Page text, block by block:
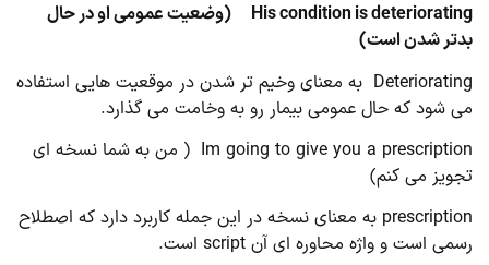
His condition is deteriorating
(وضعیت عمومی او در حال
بدتر شدن است)
Deteriorating به معنای وخیم تر شدن در موقعیت هایی استفاده
می شود که حال عمومی بیمار رو به وخامت می گذارد.
Im going to give you a prescription ( من به شما نسخه ای
تجویز می کنم)
prescription به معنای نسخه در این جمله کاربرد دارد که اصطلاح
رسمی است و واژه محاوره ای آن script است.